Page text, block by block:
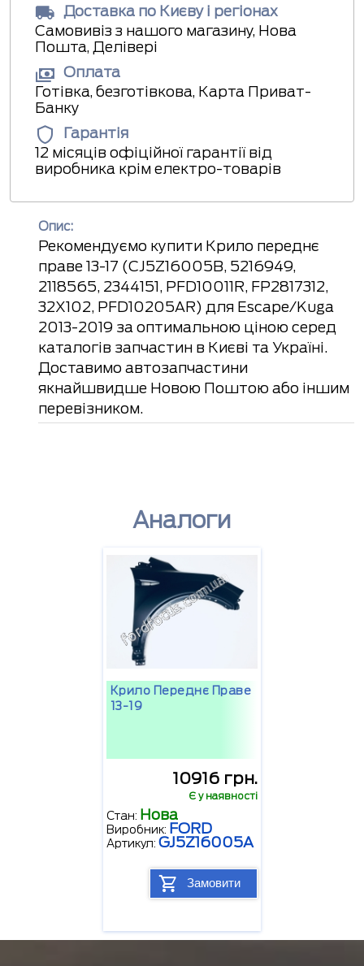
Доставка по Києву і регіонах
Самовивіз з нашого магазину, Нова
Пошта, Делівері
Оплата
Готівка, безготівкова, Карта Приват-
Банку
Гарантія
12 місяців офіційної гарантії від
виробника крім електро-товарів
Опис:
Рекомендуємо купити Крило переднє
праве 13-17 (CJ5Z16005B, 5216949,
2118565, 2344151, PFD10011R, FP2817312,
32X102, PFD10205AR) для Escape/Kuga
2013-2019 за оптимальною ціною серед
каталогів запчастин в Києві та Україні.
Доставимо автозапчастини
якнайшвидше Новою Поштою або іншим
перевізником.
Аналоги
Крило Переднє Праве
13-19
10916 грн.
Є у наявності
Стан: Нова
Виробник: FORD
Артикул: GJ5Z16005A
Замовити